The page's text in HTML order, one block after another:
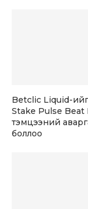
Betclic Liquid-
Stake Pulse Beat I
тэмцээний
боллоо